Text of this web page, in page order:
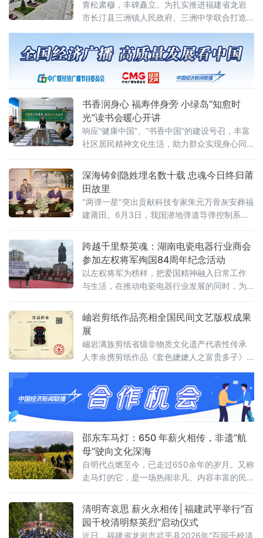
原中央苏区核心县域，红色底蕴深厚,本次培
青松肃穆，丰碑矗立。为扎实推进福建省龙岩
市长汀县三洲镇人民政府、三洲中学联合打造
系列活动，三洲中学组织学生志愿者走进长汀
县烈士纪念园，开展清扫陵园、擦拭墓碑、描
红三项志愿服务，在实景课堂中缅怀先烈、赓
续红色血脉。 抵达纪念园，整齐的烈士墓碑静
队默哀完毕，随即分组
书香润身心 福寿伴身旁 小绿岛“知愈时
光”读书会暖心开讲
响应“健康中国”、“书香中国”的建设号召，丰富
社区居民精神文化生活，助力群众实现身心同
会活动，以书香滋养心灵，以知识守护健康，
让康养之风浸润社区每个角落。据介绍，本次
读书会定位治愈成长，风格温情亲民，吸引了
众多社区居民参与。活动将现代健康理念与传
统国学智慧相结合，设置科学养生阅读、国学
深海铸剑隐姓埋名数十载 忠魂今日终归莆
田故里
"两弹一星"突出贡献科技专家朱元万骨灰安葬福
建莆田。6月3日，我国潜地弹道导弹控制系统
骨灰从江苏连云港运抵福建莆田，安葬于荔城
区北高镇岱峰村鲤鱼山。这位隐姓埋名数十载
的国防科技功臣，终于实现了"落叶归根"的夙
愿。朱元万1939年出生于莆田市荔城区北高镇
岱峰村一户贫苦农家。他自幼聪颖好学，先后
跨越千里祭英魂：湖南电瓷电器行业商会
参加左权将军殉国84周年纪念活动
以左权将军为榜样，把爱国精神融入日常工作
与生活，在推动电瓷电器行业发展的同时，为
岫岩剪纸作品亮相全国民间文艺版权成果
展
岫岩满族剪纸省级非物质文化遗产代表性传承
人李余携剪纸作品《套色嬷嬷人之富贵多子》
0007，成为岫岩民间文艺版权成果的亮眼展
示。 据了解，本次成果展以省（自治区、直辖
市）为单位，集中展示各地民间文艺版权保护
试点工作成效，通过实物展品、案例分
邵东车马灯：650 年薪火相传，非遗“航
母”驶向文化深海
自明代点燃至今，已走过650余年的岁月。又称
走马灯的它，是一场热闹非凡、内容丰富的民
载着几代人的乡愁与期盼
清明寄哀思 薪火永相传│福建武平举行“百
园千校清明祭英烈”启动仪式
近日，福建省龙岩市武平县2026年“百园千校清